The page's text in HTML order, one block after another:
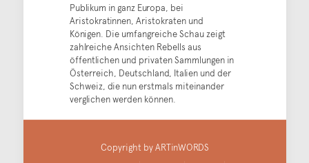
Publikum in ganz Europa, bei
Aristokratinnen, Aristokraten und
Königen. Die umfangreiche Schau zeigt
zahlreiche Ansichten Rebells aus
öffentlichen und privaten Sammlungen in
Österreich, Deutschland, Italien und der
Schweiz, die nun erstmals miteinander
verglichen werden können.
Copyright by ARTinWORDS